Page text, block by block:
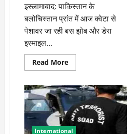
इस्लामाबाद: पाकिस्तान के
बलोचिस्तान प्रांत में आज क्वेटा से
पेशावर जा रही बस झोब और डेरा
इस्माइल...
Read MoreRead
more
में
बड़ा
हादसा!
खाई
में
गिरी
बस,
International